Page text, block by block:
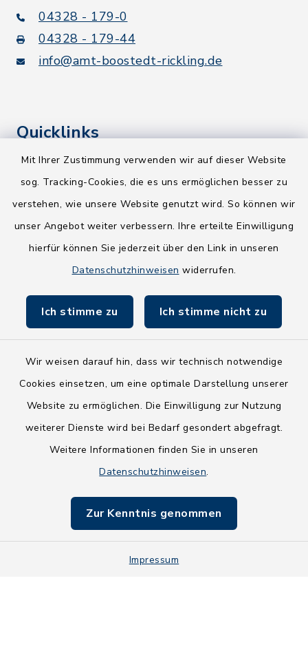
Mit Ihrer Zustimmung verwenden wir auf dieser Website
sog. Tracking-Cookies, die es uns ermöglichen besser zu
verstehen, wie unsere Website genutzt wird. So können wir
unser Angebot weiter verbessern. Ihre erteilte Einwilligung
hierfür können Sie jederzeit über den Link in unseren
Datenschutzhinweisen widerrufen.
Ich stimme zu Ich stimme nicht zu
Wir weisen darauf hin, dass wir technisch notwendige
Cookies einsetzen, um eine optimale Darstellung unserer
Website zu ermöglichen. Die Einwilligung zur Nutzung
weiterer Dienste wird bei Bedarf gesondert abgefragt.
Weitere Informationen finden Sie in unseren
Datenschutzhinweisen.
Zur Kenntnis genommen
Impressum
04328 - 179-0
04328 - 179-44
info@amt-boostedt-rickling.de
Quicklinks
Kreis Segeberg
NEU! Amtsbroschüre 2026
Holsteiner Auenland
Fundbüro
Barrierefreiheit
Impressum
Sitemap